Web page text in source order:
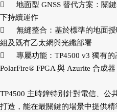

地面型 GNSS 替代方案：關
下持續運作

無縫整合：基於標準的地面
組及既有乙太網與光纖部署

專屬功能：TP4500 v3 獨有
PolarFire® FPGA 與 Azurite 合成
TP4500 主時鐘特別針對電信、公
打造，能在最關鍵的場景中提供